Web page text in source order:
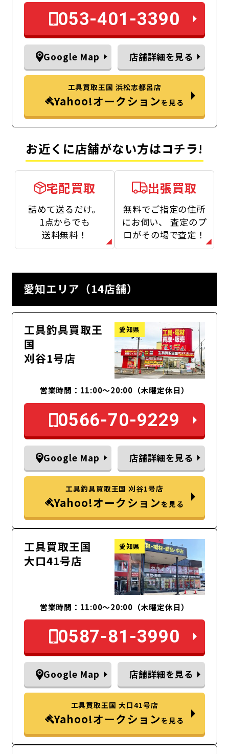
053-401-3390
Google Map 店舗詳細を見る
工具買取王国 浜松志都呂店
Yahoo!オークションを見る
お近くに店舗がない方はコチラ!
宅配買取
詰めて送るだけ。
1点からでも
送料無料！
出張買取
無料でご指定の住所
にお伺い、
査定のプ
ロがその場で査定！
愛知エリア（14店舗）
工具釣具買取王
国
刈谷1号店
愛知県
営業時間：11:00～20:00（木曜定休日）
0566-70-9229
Google Map 店舗詳細を見る
工具釣具買取王国 刈谷1号店
Yahoo!オークションを見る
工具買取王国
大口41号店
愛知県
営業時間：11:00～20:00（木曜定休日）
0587-81-3990
Google Map 店舗詳細を見る
工具買取王国 大口41号店
Yahoo!オークションを見る